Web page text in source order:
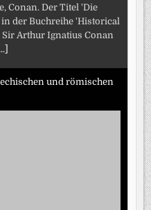
Conan. Der Titel 'Die
der Buchreihe 'Historical
Arthur Ignatius Conan
und römischen